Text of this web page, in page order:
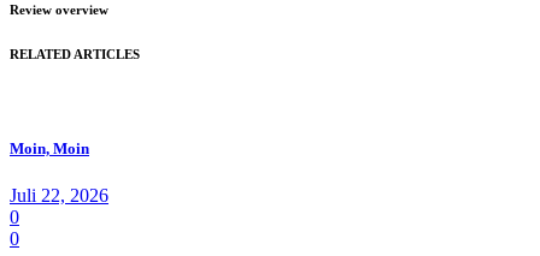
Review overview
RELATED ARTICLES
Moin, Moin
Juli 22, 2026
0
0